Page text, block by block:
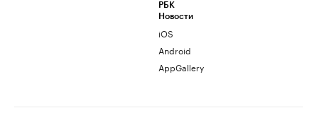
РБК
Новости
iOS
Android
AppGallery